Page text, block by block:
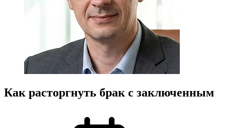
Как расторгнуть брак с заключенным